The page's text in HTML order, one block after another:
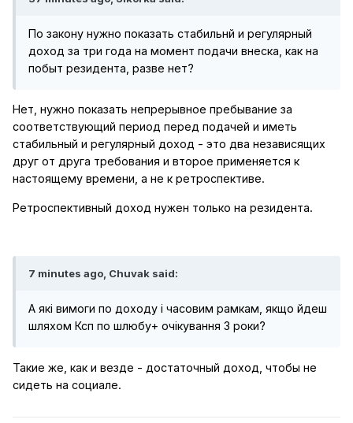
По закону нужно показать стабильнй и регулярный
доход за три года на момент подачи внеска, как на
побыт резидента, разве нет?
Нет, нужно показать непрерывное пребывание за
соответствующий период перед подачей и иметь
стабильный и регулярный доход - это два независящих
друг от друга требования и второе применяется к
настоящему времени, а не к ретроспективе.
Ретроспективный доход нужен только на резидента.
7 minutes ago, Chuvak said:
А які вимоги по доходу і часовим рамкам, якщо йдеш
шляхом Ксп по шлюбу+ очікування 3 роки?
Такие же, как и везде - достаточный доход, чтобы не
сидеть на социале.